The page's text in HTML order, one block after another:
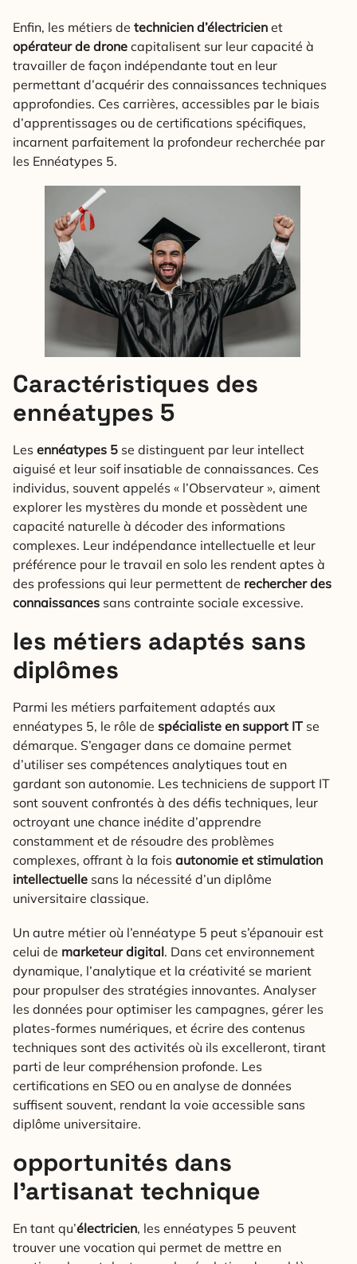
Enfin, les métiers de technicien d’électricien et
opérateur de drone capitalisent sur leur capacité à
travailler de façon indépendante tout en leur
permettant d’acquérir des connaissances techniques
approfondies. Ces carrières, accessibles par le biais
d’apprentissages ou de certifications spécifiques,
incarnent parfaitement la profondeur recherchée par
les Ennéatypes 5.
Caractéristiques des
ennéatypes 5
Les ennéatypes 5 se distinguent par leur intellect
aiguisé et leur soif insatiable de connaissances. Ces
individus, souvent appelés « l’Observateur », aiment
explorer les mystères du monde et possèdent une
capacité naturelle à décoder des informations
complexes. Leur indépendance intellectuelle et leur
préférence pour le travail en solo les rendent aptes à
des professions qui leur permettent de rechercher des
connaissances sans contrainte sociale excessive.
les métiers adaptés sans
diplômes
Parmi les métiers parfaitement adaptés aux
ennéatypes 5, le rôle de spécialiste en support IT se
démarque. S’engager dans ce domaine permet
d’utiliser ses compétences analytiques tout en
gardant son autonomie. Les techniciens de support IT
sont souvent confrontés à des défis techniques, leur
octroyant une chance inédite d’apprendre
constamment et de résoudre des problèmes
complexes, offrant à la fois autonomie et stimulation
intellectuelle sans la nécessité d’un diplôme
universitaire classique.
Un autre métier où l’ennéatype 5 peut s’épanouir est
celui de marketeur digital. Dans cet environnement
dynamique, l’analytique et la créativité se marient
pour propulser des stratégies innovantes. Analyser
les données pour optimiser les campagnes, gérer les
plates-formes numériques, et écrire des contenus
techniques sont des activités où ils excelleront, tirant
parti de leur compréhension profonde. Les
certifications en SEO ou en analyse de données
suffisent souvent, rendant la voie accessible sans
diplôme universitaire.
opportunités dans
l’artisanat technique
En tant qu’électricien, les ennéatypes 5 peuvent
trouver une vocation qui permet de mettre en